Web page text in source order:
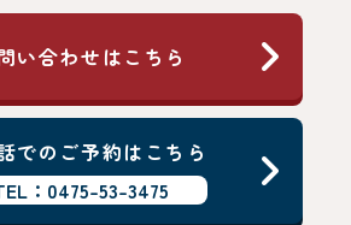
い合わせはこちら
でのご予約はこちら
：0475-53-3475